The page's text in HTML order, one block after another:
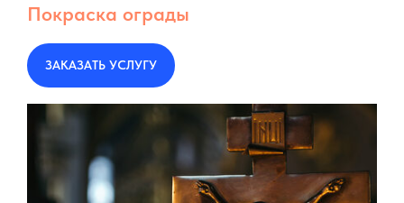
Покраска ограды
ЗАКАЗАТЬ УСЛУГУ